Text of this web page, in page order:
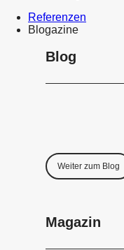
Referenzen
Blogazine
Blog
Weiter zum Blog
Magazin